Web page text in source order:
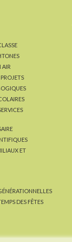
AIR
ET
DES FÊTES